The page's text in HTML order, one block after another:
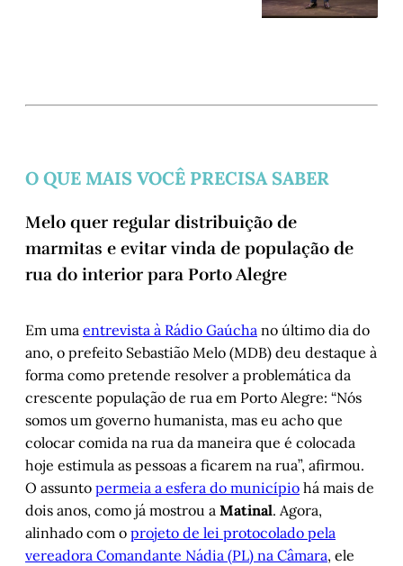
O QUE MAIS VOCÊ PRECISA SABER
Melo quer regular distribuição de
marmitas e evitar vinda de população de
rua do interior para Porto Alegre
Em uma entrevista à Rádio Gaúcha no último dia do
ano, o prefeito Sebastião Melo (MDB) deu destaque à
forma como pretende resolver a problemática da
crescente população de rua em Porto Alegre: “Nós
somos um governo humanista, mas eu acho que
colocar comida na rua da maneira que é colocada
hoje estimula as pessoas a ficarem na rua”, afirmou.
O assunto permeia a esfera do município há mais de
dois anos, como já mostrou a Matinal. Agora,
alinhado com o projeto de lei protocolado pela
vereadora Comandante Nádia (PL) na Câmara, ele